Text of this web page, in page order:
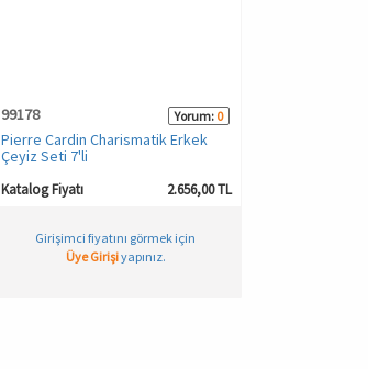
99178 Yorum: 0
Pierre Cardin Charismatik Erkek
Çeyiz Seti 7'li
Katalog Fiyatı 2.656,00 TL
Girişimci fiyatını görmek için
Üye Girişiyapınız.